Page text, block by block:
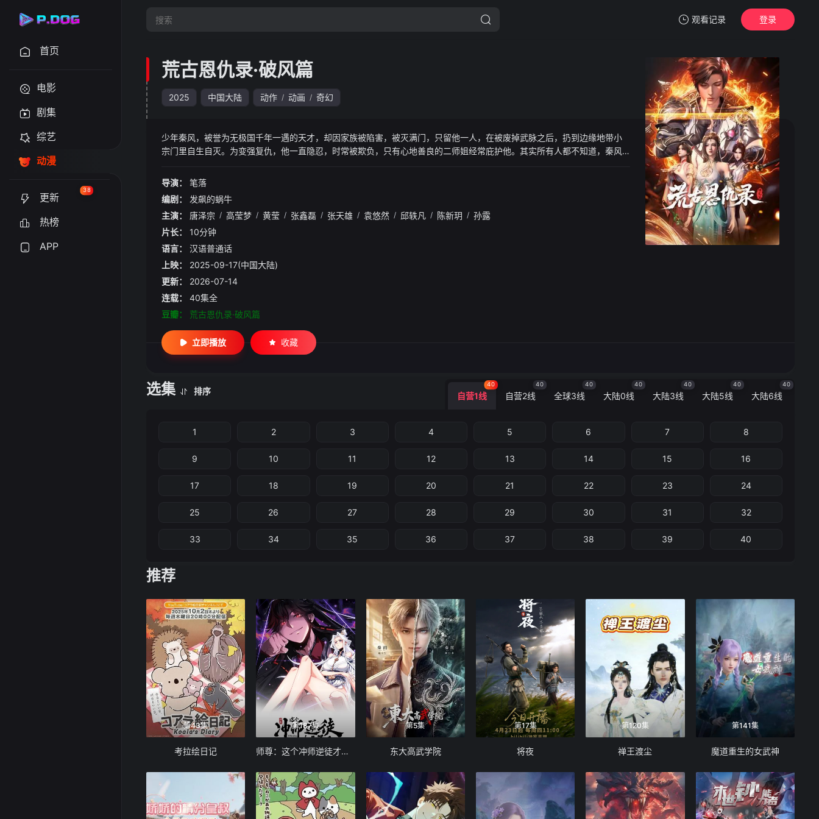
观看记录
暂无观看影片的记录
登录
首页
电影
剧集
综艺
动漫
更新
38
热榜
APP
荒古恩仇录·破风篇
2025 中国大陆 动作 / 动画 / 奇幻
少年秦风，被誉为无极国千年一遇的天才，却因家族被陷害，被灭满门，只留他一人，在被废掉武脉之后，扔到边缘地带小
宗门里自生自灭。为变强复仇，他一直隐忍，时常被欺负，只有心地善良的二师姐经常庇护他。其实所有人都不知道，秦风
才云天雨羞辱时，释放体修身份，直接暴揍云天雨，震惊众人。之后更是主动出击，屡次教训云天雨，公然挑衅护短的大长
导演：
笔落
编剧：
发飙的蜗牛
主演：
唐泽宗 / 高莹梦 / 黄莹 / 张鑫磊 / 张天雄 / 袁悠然 / 邱轶凡 / 陈新玥 / 孙露
片长：
10分钟
语言：
汉语普通话
上映：
2025-09-17(中国大陆)
更新：
2026-07-14
连载：
40集全
豆瓣：
荒古恩仇录·破风篇
立即播放 收藏
选集 排序 自营1线
40
自营2线
40
全球3线
40
大陆0线
40
大陆3线
40
大陆5线
40
大陆6线
40
1 2 3 4 5 6 7 8
9 10 11 12 13 14 15 16
17 18 19 20 21 22 23 24
25 26 27 28 29 30 31 32
33 34 35 36 37 38 39 40
推荐
第43集
考拉绘日记
第187集
师尊：这个冲师逆徒才不是圣子 动态漫画
第5集
东大高武学院
第17集
将夜
第120集
禅王渡尘
第141集
魔道重生的女武神